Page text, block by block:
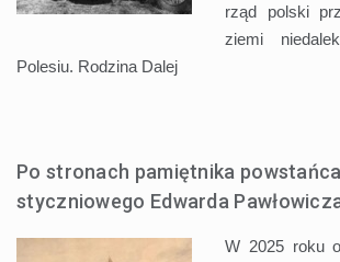
rząd polski
ziemi
Polesiu. Rodzina Dalej
Po stronach pamiętnika powstańca
styczniowego Edwarda
W 2025 roku